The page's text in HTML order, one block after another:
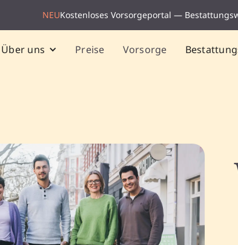
NEUKostenloses Vorsorgeportal —
Über uns Preise Vorsorge